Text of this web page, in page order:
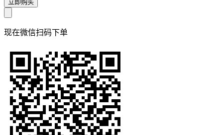
立即购买
现在微信扫码下单